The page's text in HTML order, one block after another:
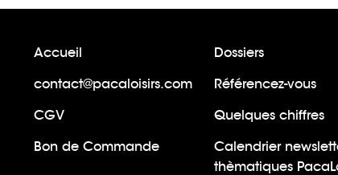
Accueil
Dossiers
contact@pacaloisirs.com
Référencez-vous
CGV
Quelques chiffres
Bon de Commande
Calendrier
thèmatiques